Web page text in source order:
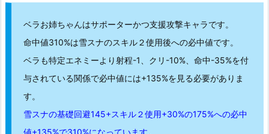
たった5RoundでHP800万削りきるソワンやべぇな記事はこ
ちら。
ベラお姉ちゃんはサポーターかつ支援攻撃キャラです。
命中値310%は雪スナのスキル２使用後への必中値です。
ベラも特定エネミーより射程-1、クリ-10%、命中-35%を付
与されている関係で必中値には+135%を見る必要がありま
す。
雪スナの基礎回避145+スキル２使用+30%の175%への必中
値+135%で310%になっています。